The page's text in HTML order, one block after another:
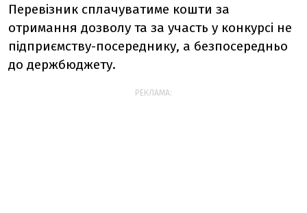
Перевізник сплачуватиме кошти за
отримання дозволу та за участь у конкурсі не
підприємству-посереднику, а безпосередньо
до держбюджету.
РЕКЛАМА: